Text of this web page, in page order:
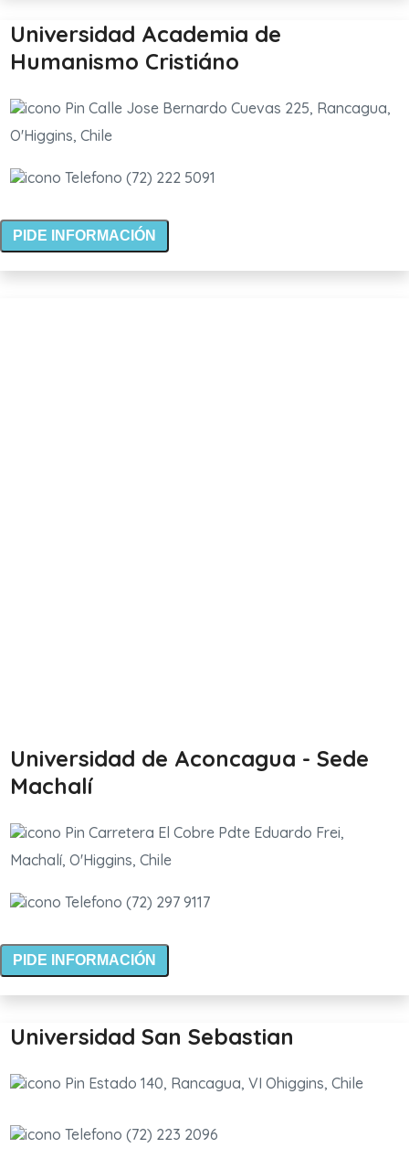
Universidad Academia de
Humanismo Cristiáno
Calle Jose Bernardo Cuevas 225, Rancagua,
O'Higgins, Chile
(72) 222 5091
PIDE INFORMACIÓN
Universidad de Aconcagua - Sede
Machalí
Carretera El Cobre Pdte Eduardo Frei,
Machalí, O'Higgins, Chile
(72) 297 9117
PIDE INFORMACIÓN
Universidad San Sebastian
Estado 140, Rancagua, VI Ohiggins, Chile
(72) 223 2096